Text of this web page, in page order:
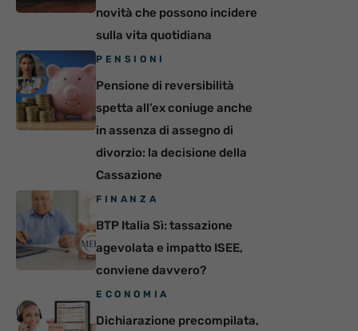
novità che possono incidere
sulla vita quotidiana
PENSIONI
Pensione di reversibilità
spetta all’ex coniuge anche
in assenza di assegno di
divorzio: la decisione della
Cassazione
FINANZA
BTP Italia Sì: tassazione
agevolata e impatto ISEE,
conviene davvero?
ECONOMIA
Dichiarazione precompilata,